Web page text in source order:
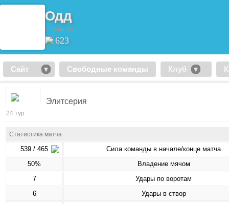
Одд
Норвегия
623
Сайт Свободные команды Клуб
Элитсерия
24 тур
Статистика матча
539 / 465
Сила команды в начале/конце матча
50%
Владение мячом
7
Удары по воротам
6
Удары в створ